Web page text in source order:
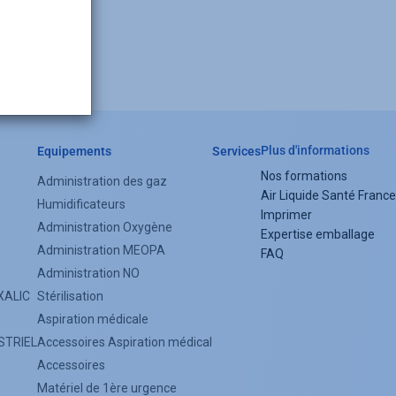
Equipements
Administration des gaz
Humidificateurs
Administration Oxygène
Administration MEOPA
Administration NO
Stérilisation
Aspiration médicale
Accessoires Aspiration médical
Accessoires
Matériel de 1ère urgence
ServicesPlus d'informations
Footer
menu
Nos formations
Air Liquide Santé France
Imprimer
Expertise emballage
FAQ